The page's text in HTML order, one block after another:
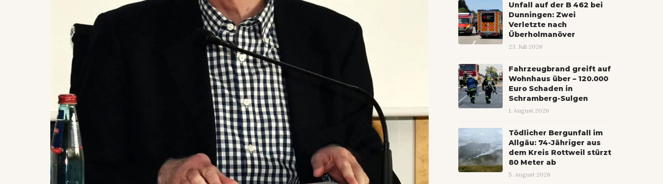
Unfall auf der B 462 bei
Dunningen: Zwei
Verletzte nach
Überholmanöver
23. Juli 2026
Fahrzeugbrand greift auf
Wohnhaus über – 120.000
Euro Schaden in
Schramberg-Sulgen
1. August 2026
Tödlicher Bergunfall im
Allgäu: 74-Jähriger aus
dem Kreis Rottweil stürzt
80 Meter ab
5. August 2026